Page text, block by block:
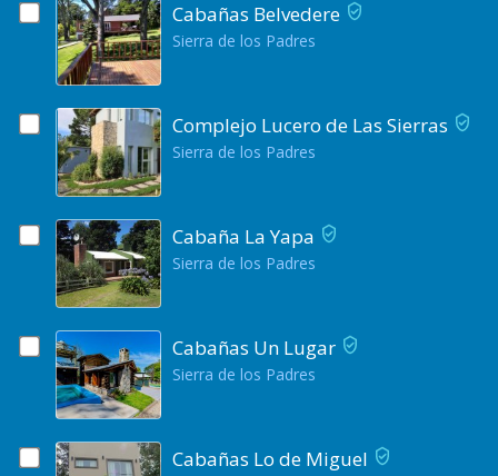
Cabañas Belvedere
Sierra de los Padres
Complejo Lucero de Las Sierras
Sierra de los Padres
Cabaña La Yapa
Sierra de los Padres
Cabañas Un Lugar
Sierra de los Padres
Cabañas Lo de Miguel